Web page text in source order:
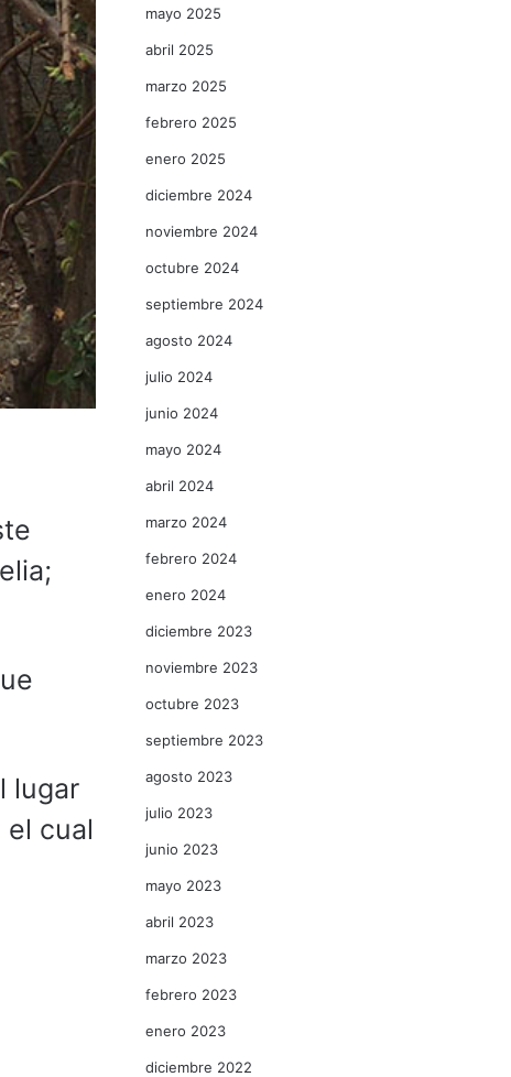
lugar
cual
mayo 2025
abril 2025
marzo 2025
febrero 2025
enero 2025
diciembre 2024
noviembre 2024
octubre 2024
septiembre 2024
agosto 2024
julio 2024
junio 2024
mayo 2024
abril 2024
marzo 2024
febrero 2024
enero 2024
diciembre 2023
noviembre 2023
octubre 2023
septiembre 2023
agosto 2023
julio 2023
junio 2023
mayo 2023
abril 2023
marzo 2023
febrero 2023
enero 2023
diciembre 2022